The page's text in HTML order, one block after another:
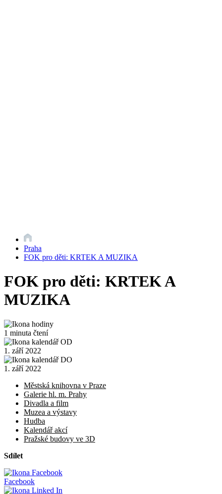
Praha
FOK pro děti: KRTEK A MUZIKA
FOK pro děti: KRTEK A
MUZIKA
1 minuta čtení
1. září 2022
1. září 2022
Městská knihovna v Praze
Galerie hl. m. Prahy
Divadla a film
Muzea a výstavy
Hudba
Kalendář akcí
Pražské budovy ve 3D
Sdílet
Facebook